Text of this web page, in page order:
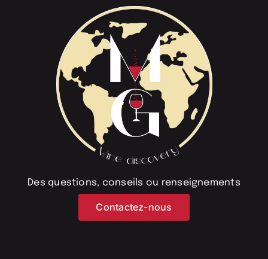
Des questions, conseils ou renseignements
Contactez-nous